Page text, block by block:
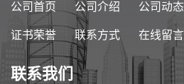
公司首页 公司介绍 公司动态
证书荣誉 联系方式 在线留言
联系我们